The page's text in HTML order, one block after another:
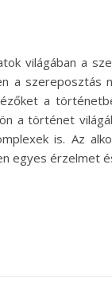
világában a
a szereposztás
a
a történet
is. Az
egyes érzelmet